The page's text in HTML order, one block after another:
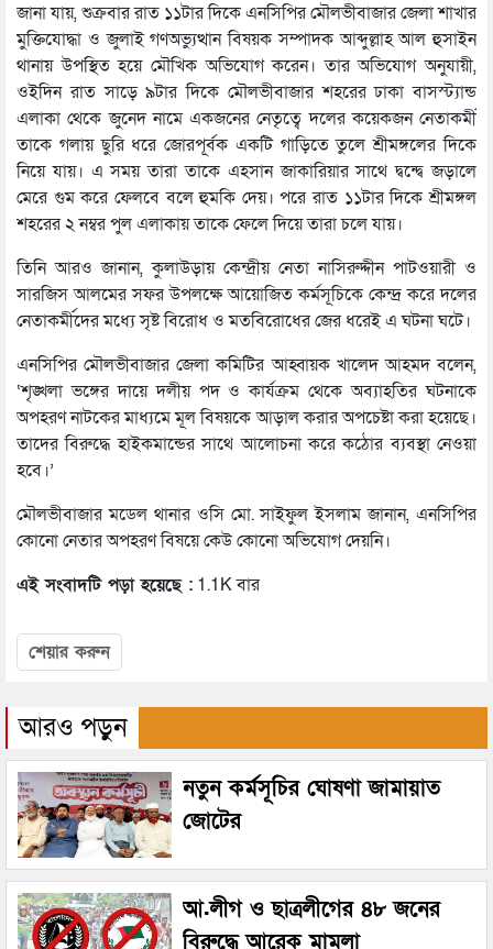
জানা যায়, শুক্রবার রাত ১১টার দিকে এনসিপির মৌলভীবাজার জেলা শাখার
মুক্তিযোদ্ধা ও জুলাই গণঅভ্যুত্থান বিষয়ক সম্পাদক আব্দুল্লাহ আল হুসাইন
থানায় উপস্থিত হয়ে মৌখিক অভিযোগ করেন। তার অভিযোগ অনুযায়ী,
ওইদিন রাত সাড়ে ৯টার দিকে মৌলভীবাজার শহরের ঢাকা বাসস্ট্যান্ড
এলাকা থেকে জুনেদ নামে একজনের নেতৃত্বে দলের কয়েকজন নেতাকর্মী
তাকে গলায় ছুরি ধরে জোরপূর্বক একটি গাড়িতে তুলে শ্রীমঙ্গলের দিকে
নিয়ে যায়। এ সময় তারা তাকে এহসান জাকারিয়ার সাথে দ্বন্দ্বে জড়ালে
মেরে গুম করে ফেলবে বলে হুমকি দেয়। পরে রাত ১১টার দিকে শ্রীমঙ্গল
শহরের ২ নম্বর পুল এলাকায় তাকে ফেলে দিয়ে তারা চলে যায়।
তিনি আরও জানান, কুলাউড়ায় কেন্দ্রীয় নেতা নাসিরুদ্দীন পাটওয়ারী ও
সারজিস আলমের সফর উপলক্ষে আয়োজিত কর্মসূচিকে কেন্দ্র করে দলের
নেতাকর্মীদের মধ্যে সৃষ্ট বিরোধ ও মতবিরোধের জের ধরেই এ ঘটনা ঘটে।
এনসিপির মৌলভীবাজার জেলা কমিটির আহ্বায়ক খালেদ আহমদ বলেন,
‘শৃঙ্খলা ভঙ্গের দায়ে দলীয় পদ ও কার্যক্রম থেকে অব্যাহতির ঘটনাকে
অপহরণ নাটকের মাধ্যমে মূল বিষয়কে আড়াল করার অপচেষ্টা করা হয়েছে।
তাদের বিরুদ্ধে হাইকমান্ডের সাথে আলোচনা করে কঠোর ব্যবস্থা নেওয়া
হবে।’
মৌলভীবাজার মডেল থানার ওসি মো. সাইফুল ইসলাম জানান, এনসিপির
কোনো নেতার অপহরণ বিষয়ে কেউ কোনো অভিযোগ দেয়নি।
এই সংবাদটি পড়া হয়েছে : 1.1K বার
শেয়ার করুন
আরও পড়ুন
নতুন কর্মসূচির ঘোষণা জামায়াত
জোটের
আ.লীগ ও ছাত্রলীগের ৪৮ জনের
বিরুদ্ধে আরেক মামলা